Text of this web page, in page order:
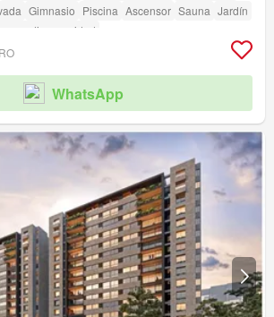
Gimnasio Piscina Ascensor Sauna Jardín
con discapacidad
WhatsApp